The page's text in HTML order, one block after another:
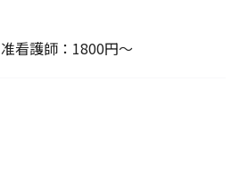
看護師：1800円～